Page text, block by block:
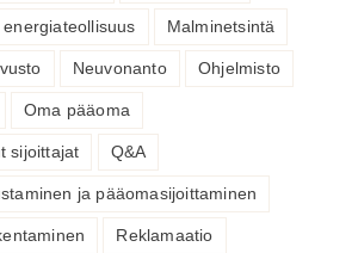
Malminetsintä
Neuvonanto Ohjelmisto
Oma pääoma
sijoittajat Q&A
ja pääomasijoittaminen
Reklamaatio